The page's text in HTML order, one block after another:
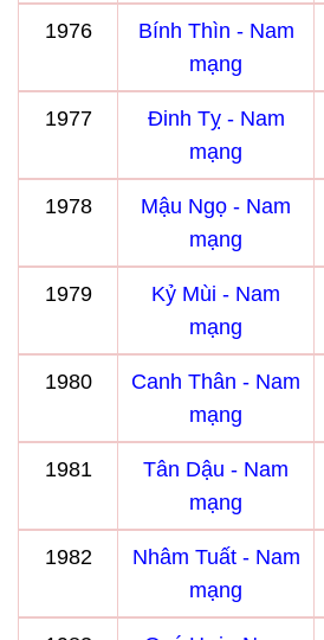
1976
Bính Thìn - Nam
mạng
1977
Đinh Tỵ - Nam
mạng
1978
Mậu Ngọ - Nam
mạng
1979
Kỷ Mùi - Nam
mạng
1980
Canh Thân - Nam
mạng
1981
Tân Dậu - Nam
mạng
1982
Nhâm Tuất - Nam
mạng